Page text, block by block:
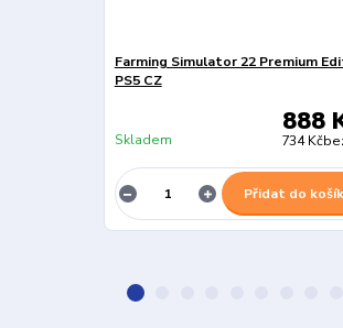
Farming Simulator 22 Premium
PS5 CZ
888
734 Kč
Skladem
Přidat do